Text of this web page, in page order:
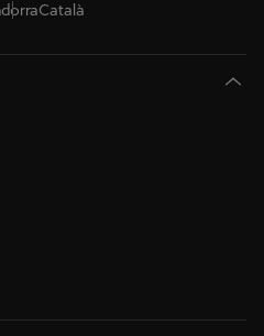
Català